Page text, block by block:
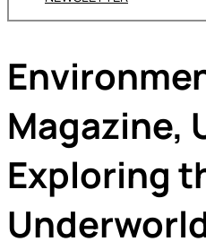
Magazine,
Exploring